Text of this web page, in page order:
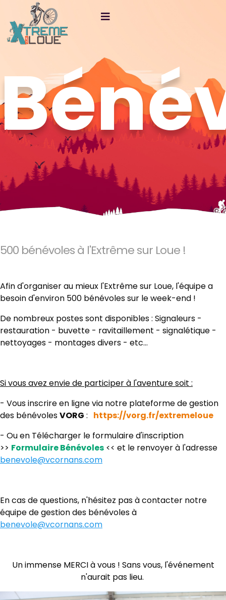
500 bénévoles à l'Extrême sur Loue !
Afin d'organiser au mieux l'Extrême sur Loue, l'équipe a
besoin d'environ 500 bénévoles sur le week-end !
De nombreux postes sont disponibles : Signaleurs -
restauration - buvette - ravitaillement - signalétique -
nettoyages - montages divers - etc...
Si vous avez envie de participer à l'aventure soit :
- Vous inscrire en ligne via notre plateforme de gestion
des bénévolesVORG : https://vorg.fr/extremeloue
- Ou en Télécharger le formulaired'inscription
>> Formulaire Bénévoles << et le renvoyer à l'adresse
benevole@vcornans.com
En cas de questions, n'hésitez pas à contacter notre
équipe de gestion des bénévoles à
benevole@vcornans.com
Un immense MERCI à vous ! Sans vous, l'événement
n'aurait pas lieu.